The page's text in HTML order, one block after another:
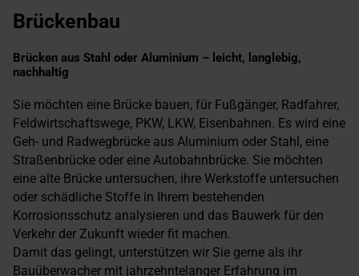
Brückenbau
Brücken aus Stahl oder Aluminium – leicht, langlebig,
nachhaltig
Sie möchten eine Brücke bauen, für Fußgänger, Radfahrer,
Feldwirtschaftswege, PKW, LKW, Eisenbahnen. Es wird eine
Geh- und Radwegbrücke aus Aluminium oder Stahl, eine
Straßenbrücke oder eine Autobahnbrücke. Sie möchten
eine alte Brücke untersuchen, ihre Werkstoffe untersuchen
oder schädliche Stoffe in Ihrem bestehenden
Korrosionsschutz analysieren und das Bauwerk für den
Verkehr der Zukunft wieder fit machen.
Damit das gelingt, unterstützen wir Sie gerne als ihr
Bauüberwacher mit jahrzehntelanger Erfahrung im